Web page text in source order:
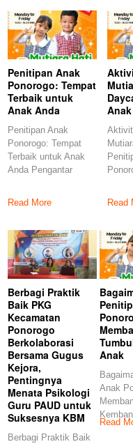
Penitipan Anak
Ponorogo: Tempat
Terbaik untuk
Anak Anda
Penitipan Anak
Ponorogo: Tempat
Terbaik untuk Anak
Anda Pengantar
orang tua
Read More Read
Berbagi Praktik
Baik PKG
Kecamatan
Ponorogo
Berkolaborasi
Bersama Gugus
Kejora,
Pentingnya
Menata Psikologi
Guru PAUD untuk
Suksesnya KBM
Berbagi Praktik Baik
Anak
Anak
Read